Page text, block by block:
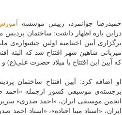
حمیدرضا جوانمرد، رییس موسسه
دراین باره اظهار داشت: ساختمان پردیس
برگزاری آیین اختتامیه اولین جشنواره‌ی
میزبانی شاهین شهر افتتاح شد که البته
که آیین این افتتاح با میلاد حضرت علی(ع)
او اضافه کرد: آیین افتتاح ساختمان
برجسته‌ی موسیقی کشور ازجمله «احمد
انجمن موسیقی ایران، «احمد صدری»
ایران، «استاد مینا افتاده»، «استاد